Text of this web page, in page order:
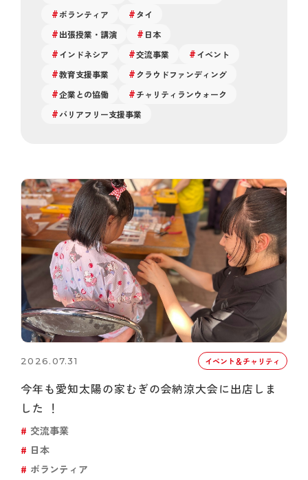
ボランティア
タイ
出張授業・講演
日本
インドネシア
交流事業
イベント
教育支援事業
クラウドファンディング
企業との協働
チャリティランウォーク
バリアフリー支援事業
2026.07.31 イベント＆チャリティ
今年も愛知太陽の家むぎの会納涼大会に出店しま
した ！
交流事業
日本
ボランティア